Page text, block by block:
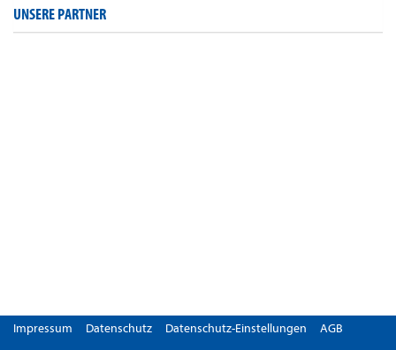
UNSERE PARTNER
Impressum Datenschutz Datenschutz-Einstellungen AGB